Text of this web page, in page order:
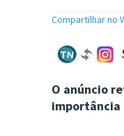
Compartilhar no
O anúncio
importância